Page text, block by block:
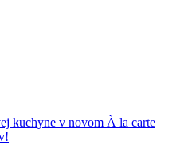
kuchyne v novom À la carte